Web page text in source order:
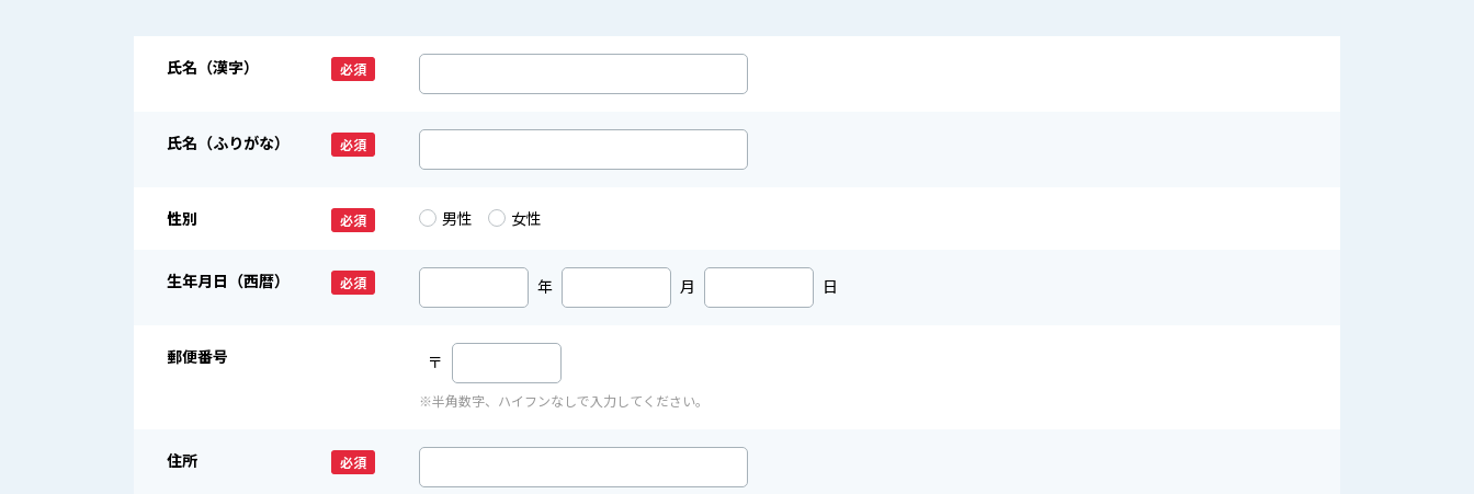
氏名（漢字） 必須
氏名（ふりがな） 必須
性別 必須 男性 女性
生年月日（西暦） 必須 年 月 日
郵便番号 〒
※半角数字、ハイフンなしで入力してください。
住所 必須